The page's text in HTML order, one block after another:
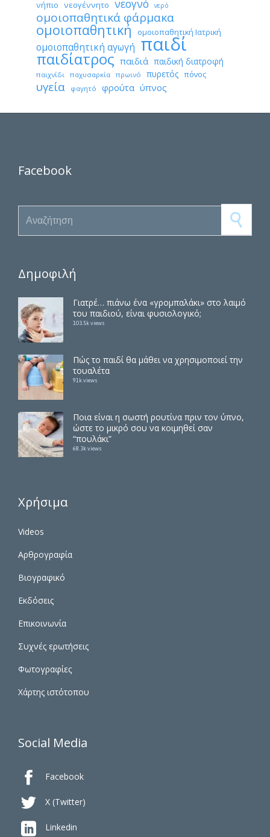
νήπιο νεογέννητο νεογνό νερό
ομοιοπαθητικά φάρμακα
ομοιοπαθητική ομοιοπαθητική Ιατρική
ομοιοπαθητική αγωγή παιδί
παιδίατρος παιδιά παιδική διατροφή
παιχνίδι παχυσαρκία πρωινό πυρετός πόνος
υγεία φαγητό φρούτα ύπνος
Facebook
Search for:
Δημοφιλή
Γιατρέ… πιάνω ένα «γρομπαλάκι» στο λαιμό
του παιδιού, είναι φυσιολογικό;
103.5k views
Πώς το παιδί θα μάθει να χρησιμοποιεί την
τουαλέτα
91k views
Ποια είναι η σωστή ρουτίνα πριν τον ύπνο,
ώστε το μικρό σου να κοιμηθεί σαν
“πουλάκι”
68.3k views
Χρήσιμα
Videos
Αρθρογραφία
Βιογραφικό
Εκδόσεις
Επικοινωνία
Συχνές ερωτήσεις
Φωτογραφίες
Χάρτης ιστότοπου
Social Media
 Facebook
 X (Twitter)
 Linkedin